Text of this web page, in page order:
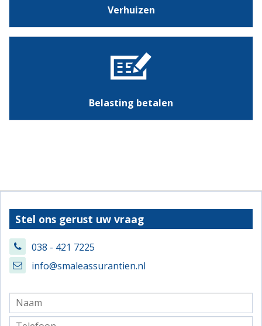
Verhuizen
Belasting betalen
Stel ons gerust uw vraag
038 - 421 7225
info@smaleassurantien.nl